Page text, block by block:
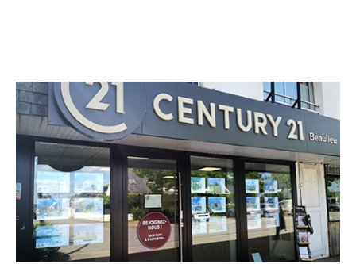
CENTURY 21 Beaulieu
10 rue Duguesclin
ST AVE - 56890
Envoyer un message
Téléphoner à l'agence